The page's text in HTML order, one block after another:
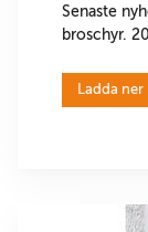
Senaste
broschyr.
Ladda ner